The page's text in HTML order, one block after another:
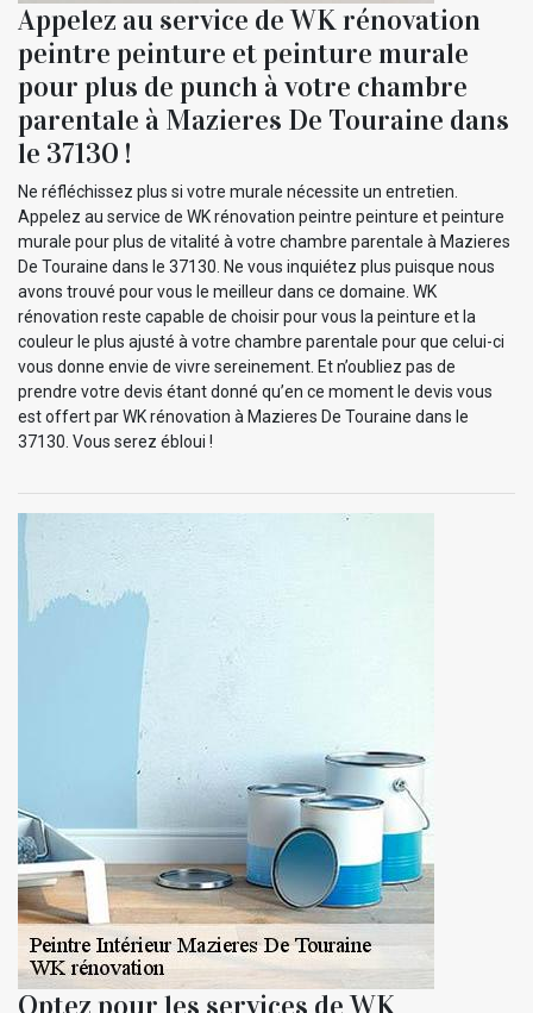
Appelez au service de WK rénovation
peintre peinture et peinture murale
pour plus de punch à votre chambre
parentale à Mazieres De Touraine dans
le 37130 !
Ne réfléchissez plus si votre murale nécessite un entretien.
Appelez au service de WK rénovation peintre peinture et peinture
murale pour plus de vitalité à votre chambre parentale à Mazieres
De Touraine dans le 37130. Ne vous inquiétez plus puisque nous
avons trouvé pour vous le meilleur dans ce domaine. WK
rénovation reste capable de choisir pour vous la peinture et la
couleur le plus ajusté à votre chambre parentale pour que celui-ci
vous donne envie de vivre sereinement. Et n’oubliez pas de
prendre votre devis étant donné qu’en ce moment le devis vous
est offert par WK rénovation à Mazieres De Touraine dans le
37130. Vous serez ébloui !
Optez pour les services de WK